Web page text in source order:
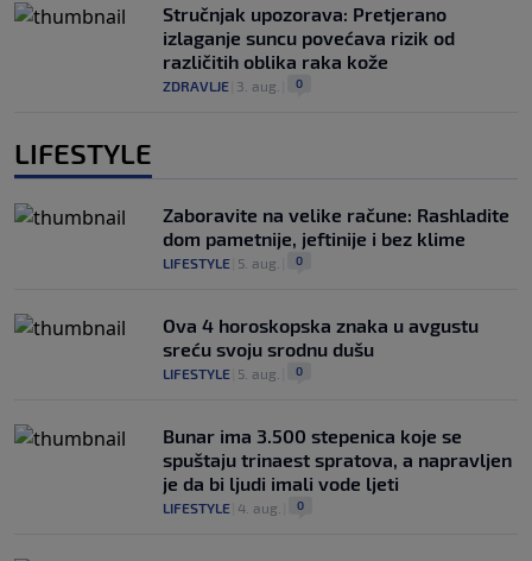
Stručnjak upozorava: Pretjerano
izlaganje suncu povećava rizik od
različitih oblika raka kože
ZDRAVLJE 3. aug. 0
LIFESTYLE
Zaboravite na velike račune: Rashladite
dom pametnije, jeftinije i bez klime
LIFESTYLE 5. aug. 0
Ova 4 horoskopska znaka u avgustu
sreću svoju srodnu dušu
LIFESTYLE 5. aug. 0
Bunar imа 3.500 stepenica koje se
spuštaju trinaest spratova, a napravljen
je da bi ljudi imali vode ljeti
LIFESTYLE 4. aug. 0